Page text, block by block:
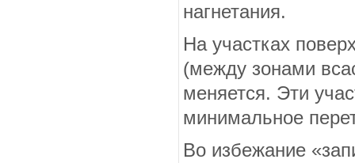
нагне­тания.
На участках
(между зонами
меняется. Эти
минимальное
Во избежание